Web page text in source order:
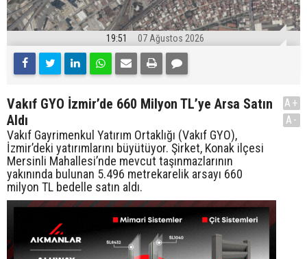
19:51 07 Ağustos 2026
Vakıf GYO İzmir’de 660 Milyon TL’ye Arsa Satın
Aldı
Vakıf Gayrimenkul Yatırım Ortaklığı (Vakıf GYO),
İzmir’deki yatırımlarını büyütüyor. Şirket, Konak ilçesi
Mersinli Mahallesi’nde mevcut taşınmazlarının
yakınında bulunan 5.496 metrekarelik arsayı 660
milyon TL bedelle satın aldı.
A+
A-